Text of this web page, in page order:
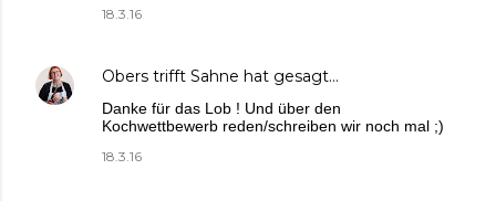
18.3.16
Obers trifft Sahne hat gesagt…
Danke für das Lob ! Und über den
Kochwettbewerb reden/schreiben wir noch mal ;)
18.3.16